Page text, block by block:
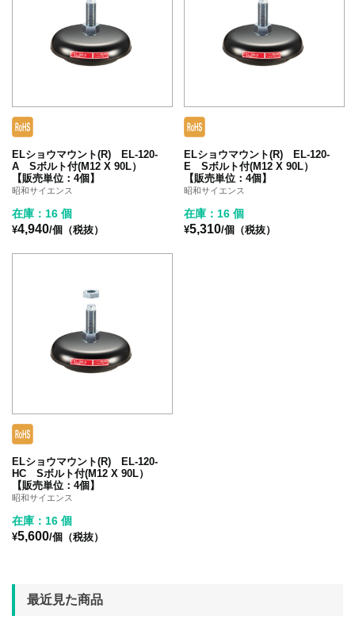
ELショウマウント(R) EL-120-
A Sボルト付(M12 X 90L）
【販売単位：4個】
昭和サイエンス
在庫：16 個
¥4,940/個（税抜）
ELショウマウント(R) EL-120-
E Sボルト付(M12 X 90L）
【販売単位：4個】
昭和サイエンス
在庫：16 個
¥5,310/個（税抜）
ELショウマウント(R) EL-120-
HC Sボルト付(M12 X 90L）
【販売単位：4個】
昭和サイエンス
在庫：16 個
¥5,600/個（税抜）
最近見た商品